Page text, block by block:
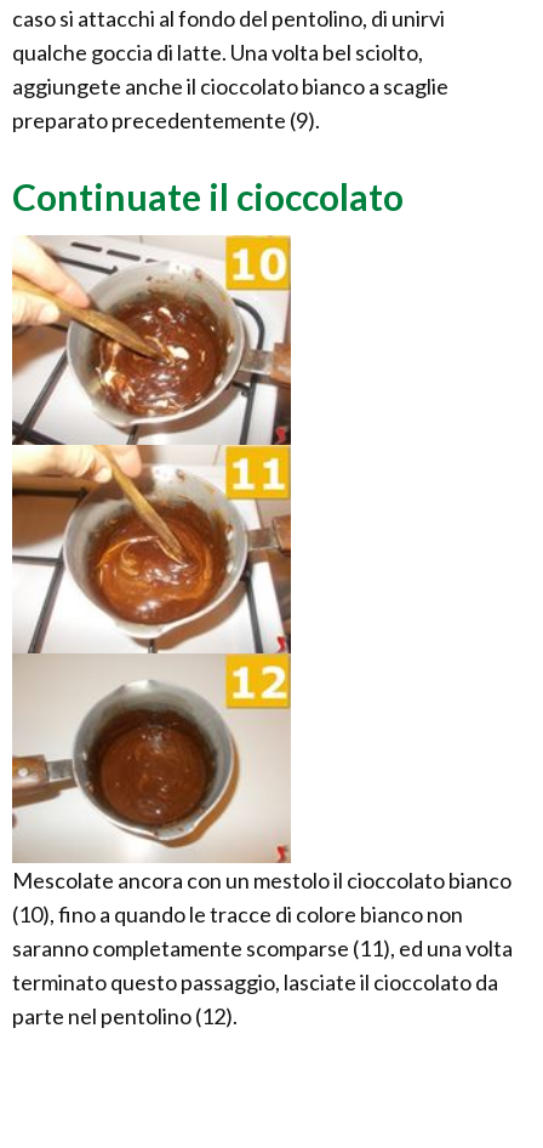
caso si attacchi al fondo del pentolino, di unirvi
qualche goccia di latte. Una volta bel sciolto,
aggiungete anche il cioccolato bianco a scaglie
preparato precedentemente (9).
Continuate il cioccolato
Mescolate ancora con un mestolo il cioccolato bianco
(10), fino a quando le tracce di colore bianco non
saranno completamente scomparse (11), ed una volta
terminato questo passaggio, lasciate il cioccolato da
parte nel pentolino (12).